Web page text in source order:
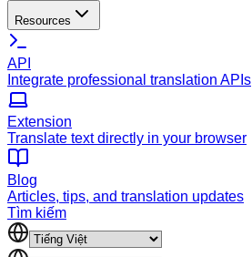
Resources
API
Integrate professional translation APIs
Extension
Translate text directly in your browser
Blog
Articles, tips, and translation updates
Tìm kiếm